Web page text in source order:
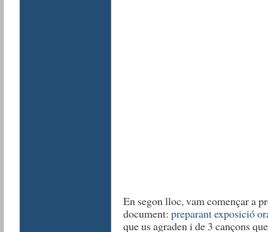
En segon lloc, vam començar a
document: preparant exposició
que us agraden i de 3 cançons